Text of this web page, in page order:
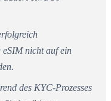
eSIM nicht auf ein
des KYC-Prozesses